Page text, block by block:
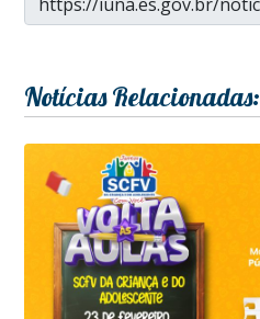
Notícias Relacionadas: